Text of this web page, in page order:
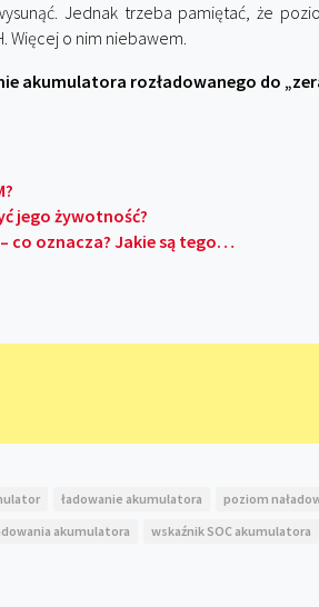
Jednak trzeba pamiętać, że
Więcej o nim niebawem.
akumulatora rozładowanego do
jego żywotność?
co oznacza? Jakie są tego…
ładowanie akumulatora
poziom
akumulatora wskaźnik SOC akumulatora